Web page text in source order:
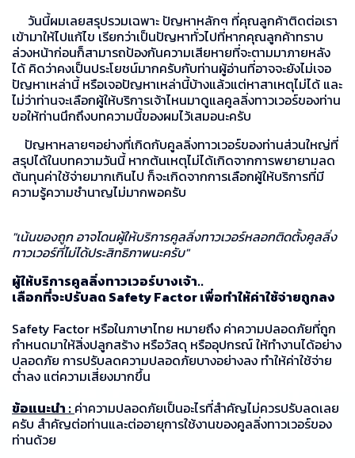
วันนี้ผมเลยสรุปรวมเฉพาะ ปัญหาหลักๆ ที่คุณลูกค้าติดต่อเรา
เข้ามาให้ไปแก้ไข เรียกว่าเป็นปัญหาทั่วไปที่หากคุณลูกค้าทราบ
ล่วงหน้าก่อนก็สามารถป้องกันความเสียหายที่จะตามมาภายหลัง
ได้ คิดว่าคงเป็นประโยชน์มากครับกับท่านผู้อ่านที่อาจจะยังไม่เจอ
ปัญหาเหล่านี้ หรือเจอปัญหาเหล่านี้บ้างแล้วแต่หาสาเหตุไม่ได้ และ
ไม่ว่าท่านจะเลือกผู้ให้บริการเจ้าไหนมาดูแลคูลลิ่งทาวเวอร์ของท่าน
ขอให้ท่านนึกถึงบทความนี้ของผมไว้เสมอนะครับ
ปัญหาหลายๆอย่างที่เกิดกับคูลลิ่งทาวเวอร์ของท่านส่วนใหญ่ที่
สรุปได้ในบทความวันนี้ หากต้นเหตุไม่ได้เกิดจากการพยายามลด
ต้นทุนค่าใช้จ่ายมากเกินไป ก็จะเกิดจากการเลือกผู้ให้บริการที่มี
ความรู้ความชำนาญไม่มากพอครับ
"เน้นของถูก อาจโดนผู้ให้บริการคูลลิ่งทาวเวอร์หลอกติดตั้งคูลลิ่ง
ทาวเวอร์ที่ไม่ได้ประสิทธิภาพนะครับ"
ผู้ให้บริการคูลลิ่งทาวเวอร์บางเจ้า..
เลือกที่จะปรับลด Safety Factor เพื่อทำให้ค่าใช้จ่ายถูกลง
Safety Factor หรือในภาษาไทย หมายถึง ค่าความปลอดภัยที่ถูก
กำหนดมาให้สิ่งปลูกสร้าง หรือวัสดุ หรืออุปกรณ์ ให้ทำงานได้อย่าง
ปลอดภัย การปรับลดความปลอดภัยบางอย่างลง ทำให้ค่าใช้จ่าย
ต่ำลง แต่ความเสี่ยงมากขึ้น
ข้อแนะนำ : ค่าความปลอดภัยเป็นอะไรที่สำคัญไม่ควรปรับลดเลย
ครับ สำคัญต่อท่านและต่ออายุการใช้งานของคูลลิ่งทาวเวอร์ของ
ท่านด้วย